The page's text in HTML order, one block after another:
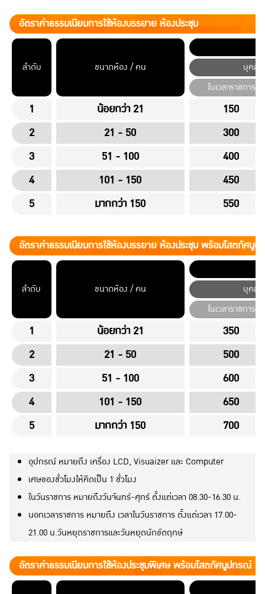
อัตราค่าธรรมเนียมการใช้ห้องบรรยาย ห้องประชุม
ลำดับ ขนาดห้อง / คน
บุคล
ในเวลาราชการ
1 น้อยกว่า 21
150
2
21 - 50
300
3
51 - 100
400
4
101 - 150
450
5
มากกว่า 150 550
อัตราค่าธรรมเนียมการใช้ห้องบรรยาย ห้องประชุม พร้อมโสตทัศนู
ลำดับ ขนาดห้อง / คน
บุคล
ในเวลาราชการ
1 น้อยกว่า 21
350
2
21 - 50
500
3
51 - 100
600
4
101 - 150
650
5
มากกว่า 150 700
อุปกรณ์ หมายถึง เครื่อง LCD, Visuaizer และ Computer
เศษของชั่วโมงให้คิดเป็น 1 ชั่วโมง
ในวันราชการ หมายถึงวันจันทร์-ศุกร์ ตั้งแต่เวลา 08.30-16.30 น.
นอกเวลาราชการ หมายถึง เวลาในวันราชการ ตั้งแต่เวลา 17.00-
21.00 น.วันหยุดราชการและวันหยุดนักขัตฤกษ์
อัตราค่าธรรมเนียมการใช้ห้องประชุมพิเศษ พร้อมโสตทัศนูปกรณ์